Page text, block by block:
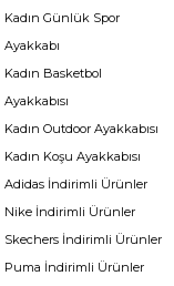
Kadın Günlük Spor
Ayakkabı
Kadın Basketbol
Ayakkabısı
Kadın Outdoor Ayakkabısı
Kadın Koşu Ayakkabısı
Adidas İndirimli Ürünler
Nike İndirimli Ürünler
Skechers İndirimli Ürünler
Puma İndirimli Ürünler